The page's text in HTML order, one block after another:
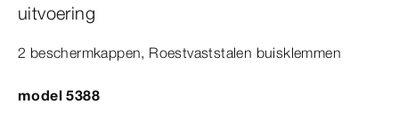
uitvoering
2 beschermkappen, Roestvaststalen buisklemmen
model 5388